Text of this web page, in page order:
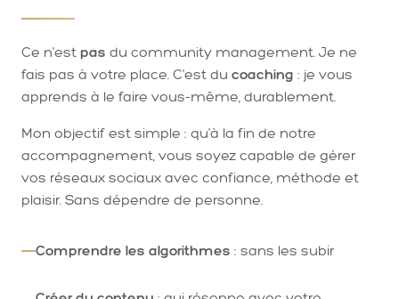
Ce n'est pas du community management. Je ne
fais pas à votre place. C'est du coaching : je vous
apprends à le faire vous-même, durablement.
Mon objectif est simple : qu'à la fin de notre
accompagnement, vous soyez capable de gérer
vos réseaux sociaux avec confiance, méthode et
plaisir. Sans dépendre de personne.
Comprendre les algorithmes : sans les subir